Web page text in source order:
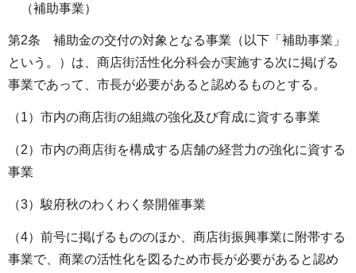
（補助事業）
第2条 補助金の交付の対象となる事業（以下「補助事業」
という。）は、商店街活性化分科会が実施する次に掲げる
事業であって、市長が必要があると認めるものとする。
（1）市内の商店街の組織の強化及び育成に資する事業
（2）市内の商店街を構成する店舗の経営力の強化に資する
事業
（3）駿府秋のわくわく祭開催事業
（4）前号に掲げるもののほか、商店街振興事業に附帯する
事業で、商業の活性化を図るため市長が必要があると認め